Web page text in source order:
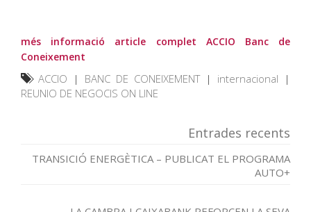
més informació article complet ACCIO Banc de
Coneixement
ACCIO | BANC DE CONEIXEMENT| internacional |
REUNIO DE NEGOCIS ON LINE
Entrades recents
TRANSICIÓ ENERGÈTICA – PUBLICAT EL PROGRAMA
AUTO+